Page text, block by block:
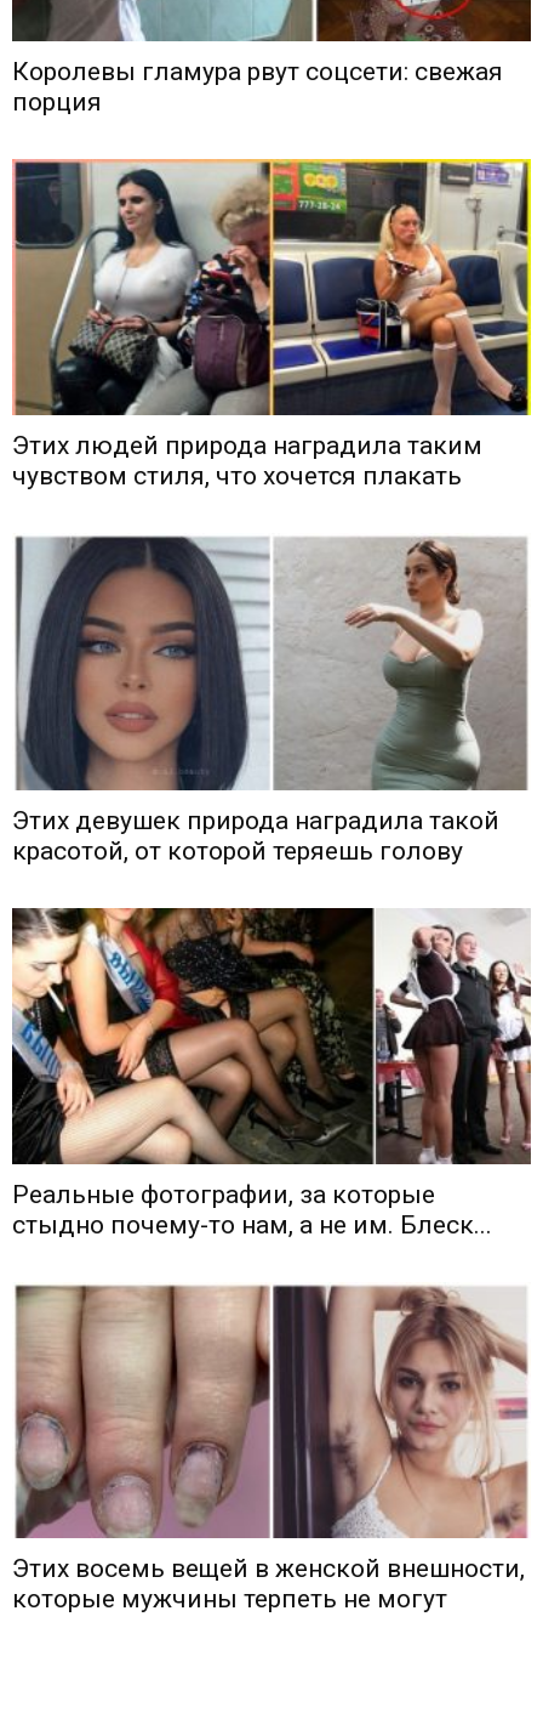
Королевы гламура рвут соцсети: свежая
порция
Этих людей природа наградила таким
чувством стиля, что хочется плакать
Этих девушек природа наградила такой
красотой, от которой теряешь голову
Реальные фотографии, за которые
стыдно почему-то нам, а не им. Блеск...
Этих восемь вещей в женской внешности,
которые мужчины терпеть не могут